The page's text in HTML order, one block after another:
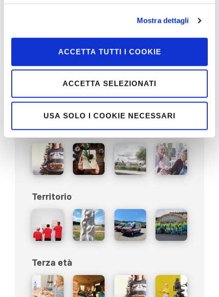
Mostra dettagli
ACCETTA TUTTI I COOKIE
ACCETTA SELEZIONATI
USA SOLO I COOKIE NECESSARI
Prodotti
Sociale
Territorio
Terza età